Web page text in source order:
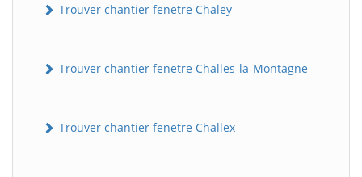
Trouver chantier fenetre Chaley
Trouver chantier fenetre Challes-la-Montagne
Trouver chantier fenetre Challex